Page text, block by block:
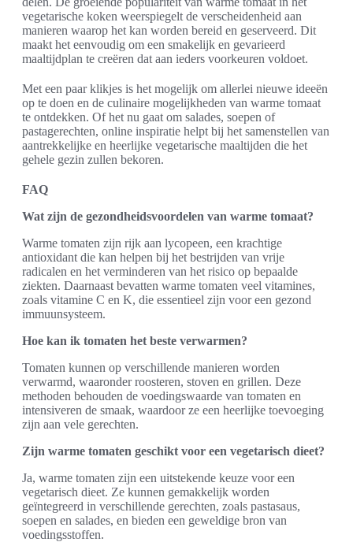
vegetarische koken weerspiegelt de verscheidenheid aan
manieren waarop het kan worden bereid en geserveerd. Dit
maakt het eenvoudig om een smakelijk en gevarieerd
maaltijdplan te creëren dat aan ieders voorkeuren voldoet.
Met een paar klikjes is het mogelijk om allerlei nieuwe ideeën
op te doen en de culinaire mogelijkheden van warme tomaat
te ontdekken. Of het nu gaat om salades, soepen of
pastagerechten, online inspiratie helpt bij het samenstellen van
aantrekkelijke en heerlijke vegetarische maaltijden die het
gehele gezin zullen bekoren.
FAQ
Wat zijn de gezondheidsvoordelen van warme tomaat?
Warme tomaten zijn rijk aan lycopeen, een krachtige
antioxidant die kan helpen bij het bestrijden van vrije
radicalen en het verminderen van het risico op bepaalde
ziekten. Daarnaast bevatten warme tomaten veel vitamines,
zoals vitamine C en K, die essentieel zijn voor een gezond
immuunsysteem.
Hoe kan ik tomaten het beste verwarmen?
Tomaten kunnen op verschillende manieren worden
verwarmd, waaronder roosteren, stoven en grillen. Deze
methoden behouden de voedingswaarde van tomaten en
intensiveren de smaak, waardoor ze een heerlijke toevoeging
zijn aan vele gerechten.
Zijn warme tomaten geschikt voor een vegetarisch dieet?
Ja, warme tomaten zijn een uitstekende keuze voor een
vegetarisch dieet. Ze kunnen gemakkelijk worden
geïntegreerd in verschillende gerechten, zoals pastasaus,
soepen en salades, en bieden een geweldige bron van
voedingsstoffen.